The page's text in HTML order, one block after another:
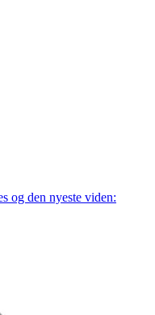
og den nyeste viden: